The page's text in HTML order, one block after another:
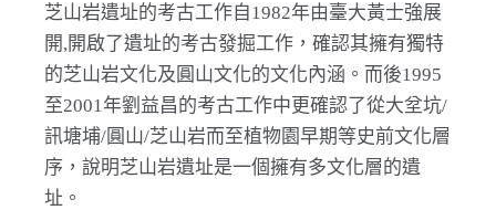
芝山岩遺址的考古工作自1982年由臺大黃士強展
開,開啟了遺址的考古發掘工作，確認其擁有獨特
的芝山岩文化及圓山文化的文化內涵。而後1995
至2001年劉益昌的考古工作中更確認了從大坌坑/
訊塘埔/圓山/芝山岩而至植物園早期等史前文化層
序，說明芝山岩遺址是一個擁有多文化層的遺
址。